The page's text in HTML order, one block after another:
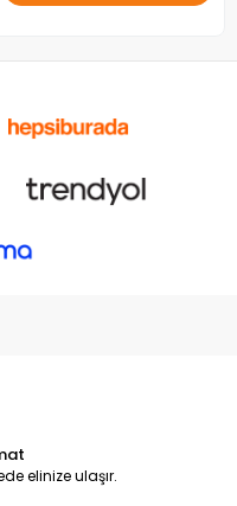
elinize ulaşır.